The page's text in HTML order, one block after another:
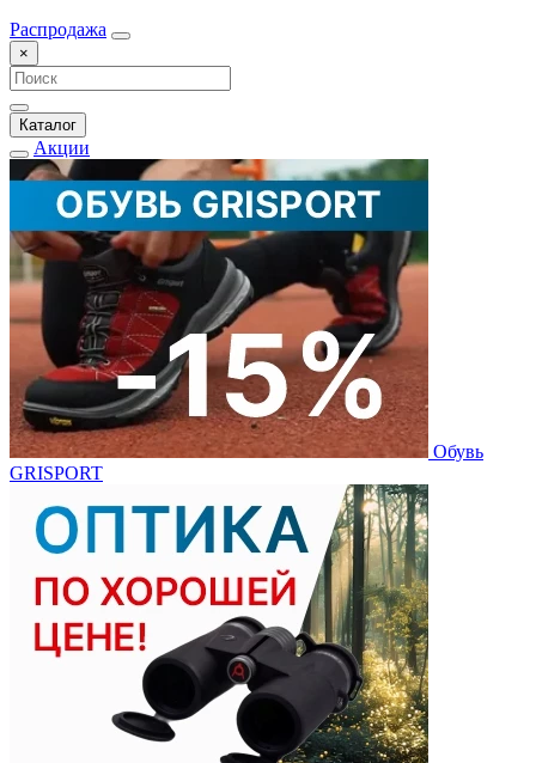
Распродажа
×
Каталог
Акции
Обувь
GRISPORT